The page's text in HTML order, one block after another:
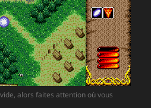
alors faites attention où vous